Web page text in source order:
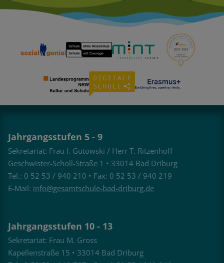
Jahrgangsstufen 5 - 9
Sekretariat: Frau I. Gutowski / Herr T. Ritzenhoff
Geschwister-Scholl-Straße 1 • 33014 Bad Driburg
Tel.: 0 52 53 / 940 210 • Fax: 0 52 53 / 940 219
E-Mail: info@gesamtschule-bad-driburg.de
Jahrgangsstufen 10 - 13
Sekretariat: Frau M. Gross
Kapellenstraße 15 • 33014 Bad Driburg